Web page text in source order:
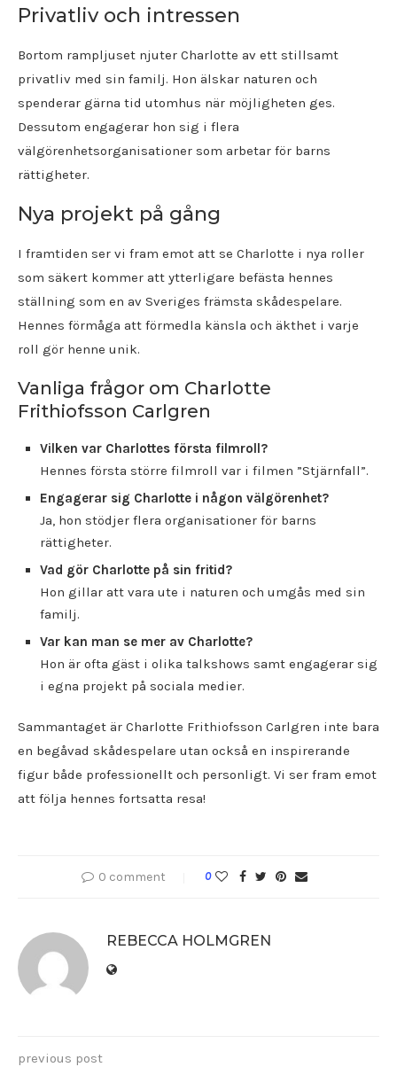
Privatliv och intressen
Bortom rampljuset njuter Charlotte av ett stillsamt
privatliv med sin familj. Hon älskar naturen och
spenderar gärna tid utomhus när möjligheten ges.
Dessutom engagerar hon sig i flera
välgörenhetsorganisationer som arbetar för barns
rättigheter.
Nya projekt på gång
I framtiden ser vi fram emot att se Charlotte i nya roller
som säkert kommer att ytterligare befästa hennes
ställning som en av Sveriges främsta skådespelare.
Hennes förmåga att förmedla känsla och äkthet i varje
roll gör henne unik.
Vanliga frågor om Charlotte
Frithiofsson Carlgren
Vilken var Charlottes första filmroll?
Hennes första större filmroll var i filmen ”Stjärnfall”.
Engagerar sig Charlotte i någon välgörenhet?
Ja, hon stödjer flera organisationer för barns
rättigheter.
Vad gör Charlotte på sin fritid?
Hon gillar att vara ute i naturen och umgås med sin
familj.
Var kan man se mer av Charlotte?
Hon är ofta gäst i olika talkshows samt engagerar sig
i egna projekt på sociala medier.
Sammantaget är Charlotte Frithiofsson Carlgren inte bara
en begåvad skådespelare utan också en inspirerande
figur både professionellt och personligt. Vi ser fram emot
att följa hennes fortsatta resa!
0 comment 0
REBECCA HOLMGREN
previous post